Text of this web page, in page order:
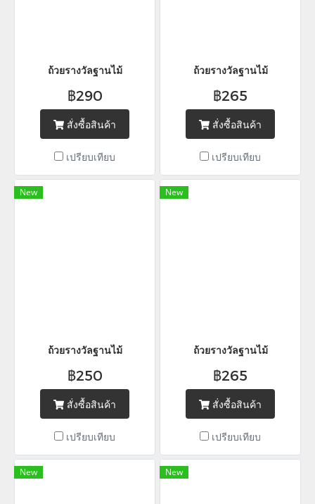
ถ้วยรางวัลฐานไม้
฿290
สั่งซื้อสินค้า
เปรียบเทียบ
ถ้วยรางวัลฐานไม้
฿265
สั่งซื้อสินค้า
เปรียบเทียบ
New
ถ้วยรางวัลฐานไม้
฿250
สั่งซื้อสินค้า
เปรียบเทียบ
New
ถ้วยรางวัลฐานไม้
฿265
สั่งซื้อสินค้า
เปรียบเทียบ
New New